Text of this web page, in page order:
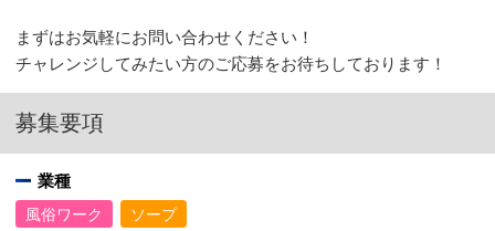
まずはお気軽にお問い合わせください！
チャレンジしてみたい方のご応募をお待ちしております！
募集要項
業種
風俗ワーク ソープ